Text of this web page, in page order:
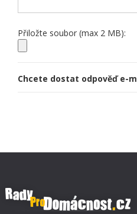
Přiložte soubor (max 2 MB):
Chcete dostat odpověď e-